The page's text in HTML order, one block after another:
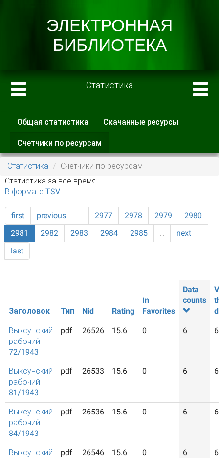
Статистика
Главные вкладки
Общая статистика Скачанные ресурсы
Счетчики по ресурсам
вкладка)
Статистика
Счетчики по ресурсам
Статистика за все время
В формате TSV
first previous … 2977 2978 2979
2980
2981
2982 2983 2984 2985 …
next
last
Заголовок Тип Nid Rating
In
Favorites
Data
counts
Выксунский
рабочий
72/1943
pdf 26526 15.6 0 6 6
Выксунский
рабочий
81/1943
pdf 26533 15.6 0 6 6
Выксунский
рабочий
84/1943
pdf 26536 15.6 0 6 6
Выксунский
pdf 26546 15.6 0 6 6